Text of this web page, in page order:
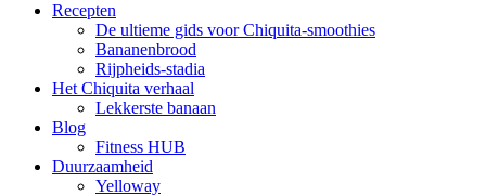
Recepten
De ultieme gids voor Chiquita-smoothies
Bananenbrood
Rijpheids-stadia
Het Chiquita verhaal
Lekkerste banaan
Blog
Fitness HUB
Duurzaamheid
Yelloway